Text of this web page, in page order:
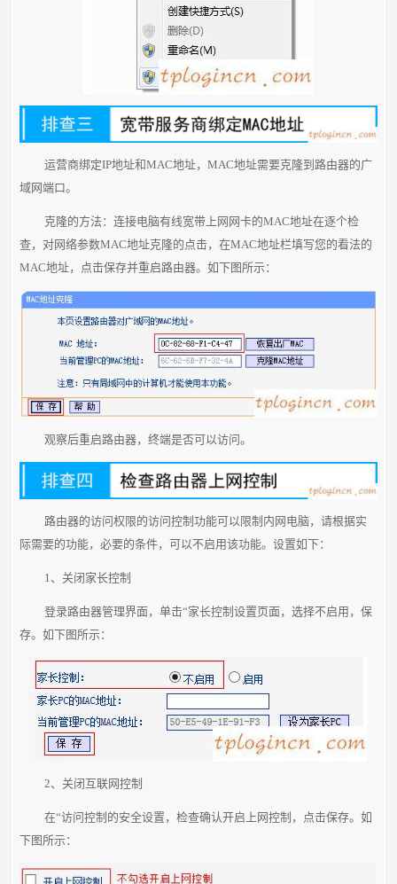
运营商绑定IP地址和MAC地址，MAC地址需要克隆到路由器的广
域网端口。
克隆的方法：连接电脑有线宽带上网网卡的MAC地址在逐个检
查，对网络参数MAC地址克隆的点击，在MAC地址栏填写您的看法的
MAC地址，点击保存并重启路由器。如下图所示：
观察后重启路由器，终端是否可以访问。
路由器的访问权限的访问控制功能可以限制内网电脑，请根据实
际需要的功能，必要的条件，可以不启用该功能。设置如下：
1、关闭家长控制
登录路由器管理界面，单击“家长控制设置页面，选择不启用，保
存。如下图所示：
2、关闭互联网控制
在“访问控制的安全设置，检查确认开启上网控制，点击保存。如
下图所示：